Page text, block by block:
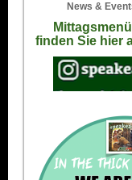
News &
finden Sie hier